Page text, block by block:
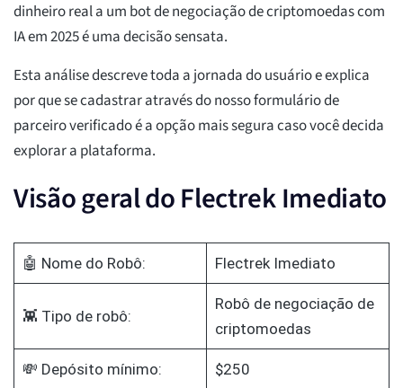
dinheiro real a um bot de negociação de criptomoedas com
IA em 2025 é uma decisão sensata.
Esta análise descreve toda a jornada do usuário e explica
por que se cadastrar através do nosso formulário de
parceiro verificado é a opção mais segura caso você decida
explorar a plataforma.
Visão geral do Flectrek Imediato
🤖 Nome do Robô: Flectrek Imediato
👾 Tipo de robô:
Robô de negociação de
criptomoedas
💸 Depósito mínimo: $250